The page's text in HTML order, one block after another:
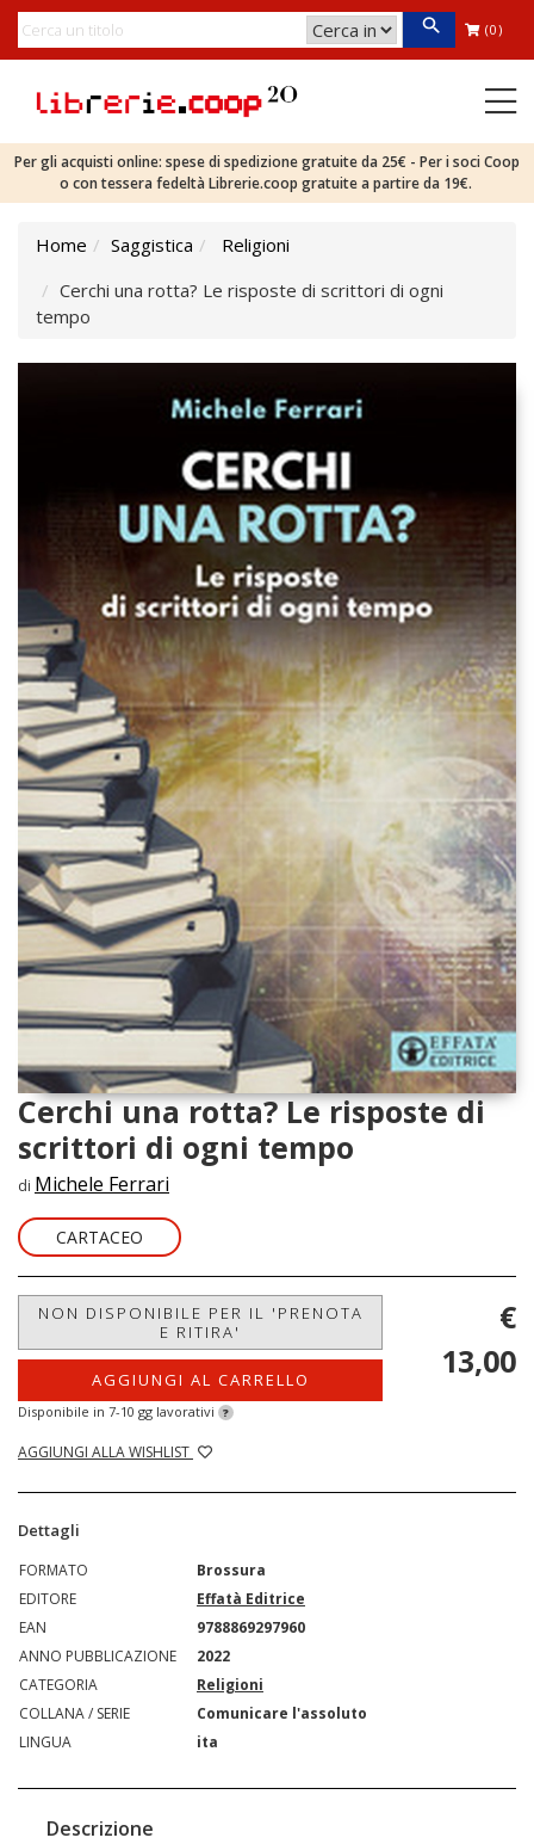
(0)
Per gli acquisti online: spese di spedizione gratuite da 25€ - Per i soci Coop
o con tessera fedeltà Librerie.coop gratuite a partire da 19€.
Home Saggistica
Religioni
Cerchi una rotta? Le risposte di scrittori di ogni
tempo
Cerchi una rotta? Le risposte di
scrittori di ogni tempo
di Michele Ferrari
CARTACEO
NON DISPONIBILE PER IL 'PRENOTA
E RITIRA'
AGGIUNGI AL CARRELLO
Disponibile in 7-10 gg lavorativi ?
AGGIUNGI ALLA WISHLIST
€
13,00
Dettagli
FORMATO
Brossura
EDITORE
Effatà Editrice
EAN
9788869297960
ANNO PUBBLICAZIONE
2022
CATEGORIA
Religioni
COLLANA / SERIE
Comunicare l'assoluto
LINGUA
ita
Descrizione